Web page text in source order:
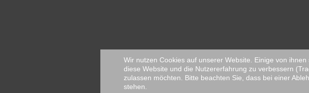
Wir nutzen Cookies auf unserer Website. Einige von
diese Website und die Nutzererfahrung zu verbessern
zulassen möchten. Bitte beachten Sie, dass bei einer
stehen.